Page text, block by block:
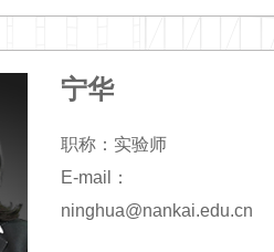
宁华
职称：实验师
E-mail：
ninghua@nankai.edu.cn